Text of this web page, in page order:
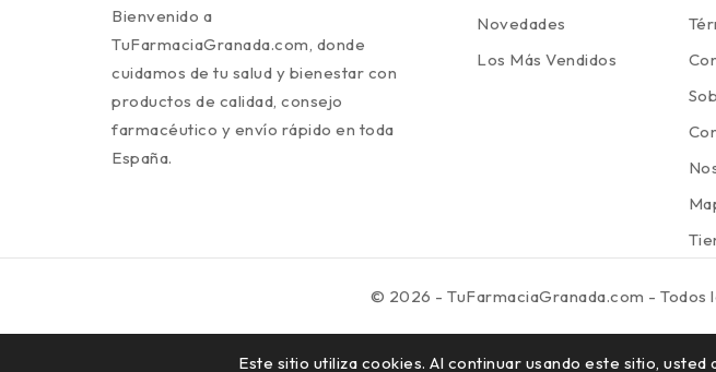
Bienvenido a
TuFarmaciaGranada.com, donde
cuidamos de tu salud y bienestar con
productos de calidad, consejo
farmacéutico y envío rápido en toda
España.
Novedades
Los Más Vendidos
Este sitio utiliza cookies. Al continuar usando este sitio,
© 2026 - TuFarmaciaGranada.com - Todos